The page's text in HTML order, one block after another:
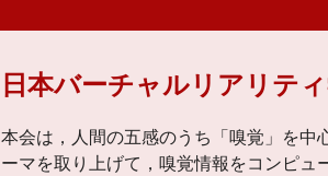
日本バーチャルリアリテ
本会は，人間の五感のうち「嗅覚」を
ーマを取り上げて，嗅覚情報をコンピュ